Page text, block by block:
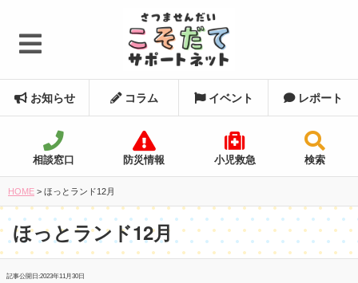
お知らせ コラム イベント レポート
相談窓口 防災情報 小児救急 検索
HOME > ほっとランド12月
ほっとランド12月
記事公開日:2023年11月30日